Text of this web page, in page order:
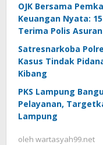
OJK Bersama
Keuangan Nyata:
Terima Polis
Satresnarkoba
Kasus Tindak
Kibang
PKS Lampung
Pelayanan,
Lampung
oleh wartasyah99.net